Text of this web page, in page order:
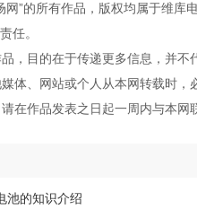
网”的所有作品，版权均属于维
任。
，目的在于传递更多信息，并
体、网站或个人从本网转载时，
在作品发表之日起一周内与本网
池的知识介绍